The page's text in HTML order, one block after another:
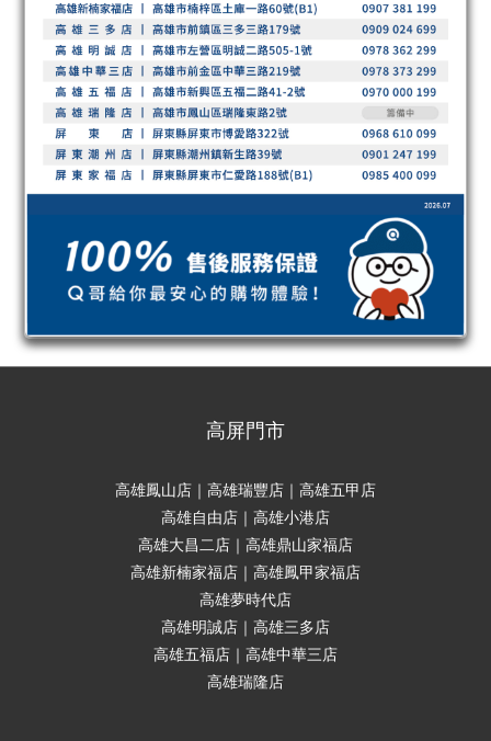
高屏門市
高雄鳳山店｜高雄瑞豐店｜高雄五甲店
高雄自由店｜高雄小港店
高雄大昌二店｜高雄鼎山家福店
高雄新楠家福店｜高雄鳳甲家福店
高雄夢時代店
高雄明誠店｜高雄三多店
高雄五福店｜高雄中華三店
高雄瑞隆店